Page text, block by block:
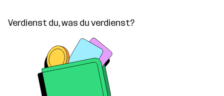
Verdienst du, was du verdienst?